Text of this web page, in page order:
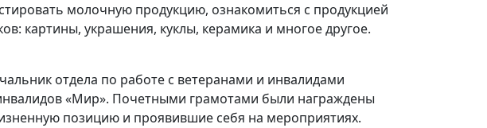
молочную продукцию, ознакомиться с продукцией
картины, украшения, куклы, керамика и многое другое.
отдела по работе с ветеранами и инвалидами
«Мир». Почетными грамотами были награждены
позицию и проявившие себя на мероприятиях.